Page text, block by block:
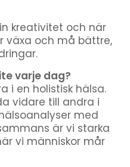
kreativitet och när
växa och må bättre,
varje dag?
i en holistisk hälsa.
vidare till andra i
med
är vi starka
vi människor mår